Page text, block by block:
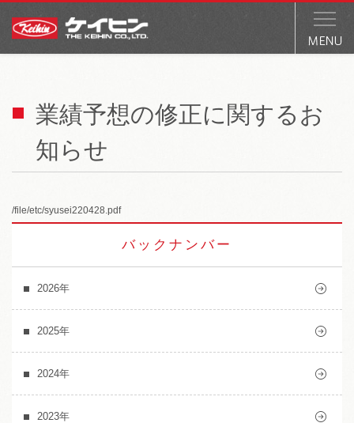
業績予想の修正に関するお
知らせ
/file/etc/syusei220428.pdf
バックナンバー
2026年
2025年
2024年
2023年